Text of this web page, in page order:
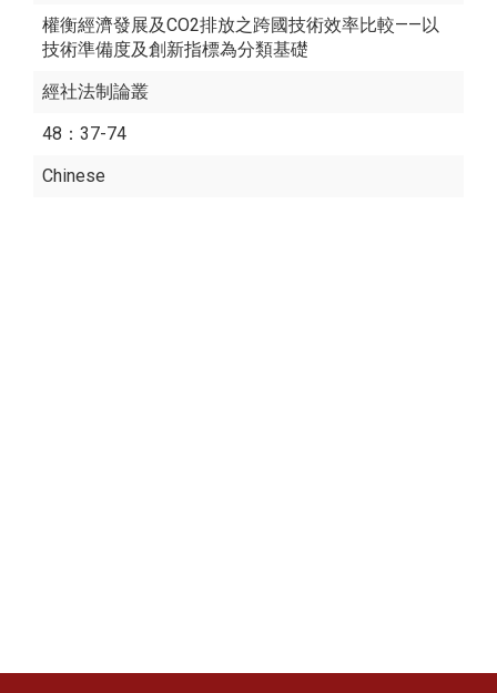
權衡經濟發展及CO2排放之跨國技術效率比較——以
技術準備度及創新指標為分類基礎
經社法制論叢
48：37-74
Chinese